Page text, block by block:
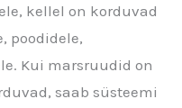
kellel on korduvad
poodidele,
Kui marsruudid on
saab süsteemi